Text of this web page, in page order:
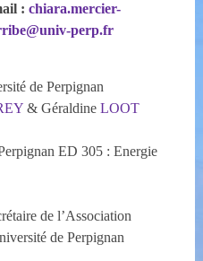
: chiara.mercier-
perp.fr
de Perpignan
& Géraldine LOOT
ED 305 : Energie
de l’Association
de Perpignan